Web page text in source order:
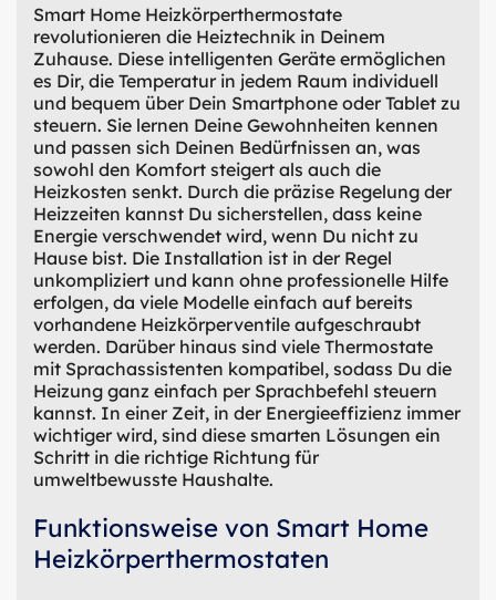
Smart Home Heizkörperthermostate
revolutionieren die Heiztechnik in Deinem
Zuhause. Diese intelligenten Geräte ermöglichen
es Dir, die Temperatur in jedem Raum individuell
und bequem über Dein Smartphone oder Tablet zu
steuern. Sie lernen Deine Gewohnheiten kennen
und passen sich Deinen Bedürfnissen an, was
sowohl den Komfort steigert als auch die
Heizkosten senkt. Durch die präzise Regelung der
Heizzeiten kannst Du sicherstellen, dass keine
Energie verschwendet wird, wenn Du nicht zu
Hause bist. Die Installation ist in der Regel
unkompliziert und kann ohne professionelle Hilfe
erfolgen, da viele Modelle einfach auf bereits
vorhandene Heizkörperventile aufgeschraubt
werden. Darüber hinaus sind viele Thermostate
mit Sprachassistenten kompatibel, sodass Du die
Heizung ganz einfach per Sprachbefehl steuern
kannst. In einer Zeit, in der Energieeffizienz immer
wichtiger wird, sind diese smarten Lösungen ein
Schritt in die richtige Richtung für
umweltbewusste Haushalte.
Funktionsweise von Smart Home
Heizkörperthermostaten